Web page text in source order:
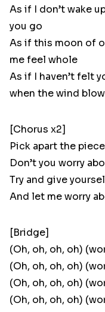
As if I don’t wake
you go
As if this moon of
me feel whole
As if I haven’t felt
when the wind
[Chorus x2]
Pick apart the
Don’t you worry
Try and give
And let me worry
[Bridge]
(Oh, oh, oh, oh)
(Oh, oh, oh, oh)
(Oh, oh, oh, oh)
(Oh, oh, oh, oh)